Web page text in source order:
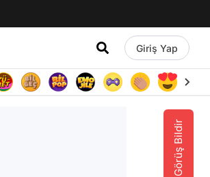
Giriş Yap
Görüş Bildir